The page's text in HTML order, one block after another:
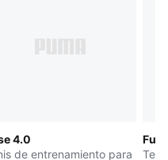
4.0
de entrenamiento para